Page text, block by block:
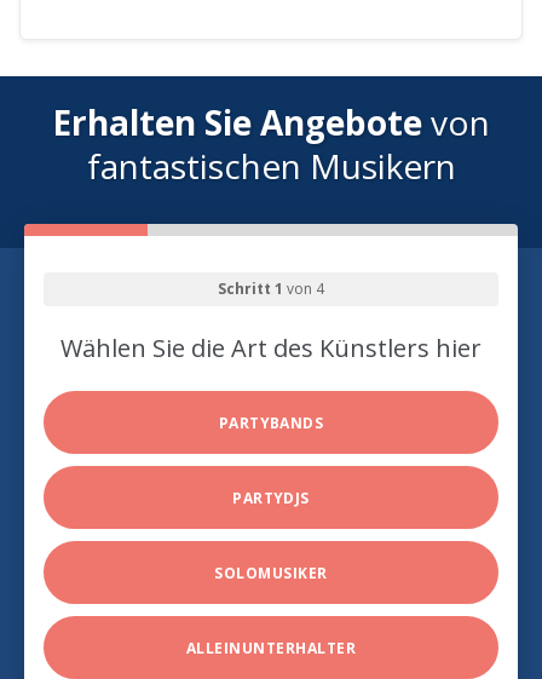
Erhalten Sie Angebotevon
fantastischen Musikern
Schritt 1 von 4
Wählen Sie die Art des Künstlers hier
PARTYBANDS
PARTYDJS
SOLOMUSIKER
ALLEINUNTERHALTER